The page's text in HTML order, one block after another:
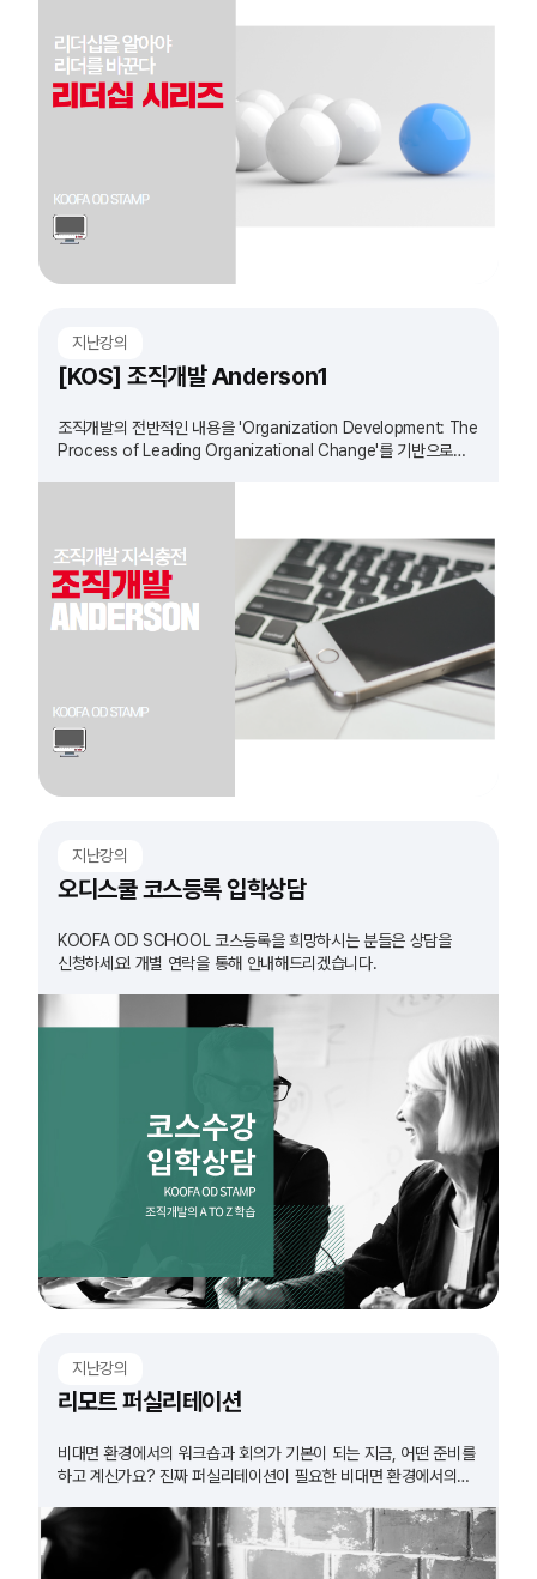
지난강의
[KOS] 조직개발 Anderson1
조직개발의 전반적인 내용을 'Organization Development: The
Process of Leading Organizational Change'를 기반으로
지난강의
오디스쿨 코스등록 입학상담
KOOFA OD SCHOOL 코스등록을 희망하시는 분들은 상담을
신청하세요! 개별 연락을 통해 안내해드리겠습니다.
지난강의
리모트 퍼실리테이션
비대면 환경에서의 워크숍과 회의가 기본이 되는 지금, 어떤 준비를
하고 계신가요? 진짜 퍼실리테이션이 필요한 비대면 환경에서의